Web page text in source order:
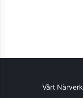
Vårt Närverk